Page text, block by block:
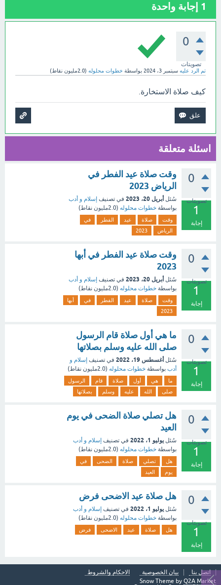
1 إجابة واحدة
0
تصويتات
تم الرد عليه سبتمبر 3، 2024 بواسطة خطوات محلوله (2.0مليون نقاط)
كيف صلاة الاستخارة.
اسئلة متعلقة
0
تصويتات
1
إجابة
وقت صلاة عيد الفطر في
الرياض 2023
سُئل أبريل 20، 2023 في تصنيف إسلام و أدب
بواسطة خطوات محلوله (2.0مليون نقاط)
وقت صلاة عيد الفطر
في
الرياض
2023
0
تصويتات
1
إجابة
وقت صلاة عيد الفطر في أبها
2023
سُئل أبريل 20، 2023 في تصنيف إسلام و أدب
بواسطة خطوات محلوله (2.0مليون نقاط)
وقت صلاة عيد الفطر في
أبها
2023
0
تصويتات
1
إجابة
ما هي أول صلاة قام الرسول
صلى الله عليه وسلم بصلاتها
سُئل أغسطس 19، 2022 في تصنيف إسلام و
أدب بواسطة خطوات محلوله (2.0مليون نقاط)
ما هي أول صلاة قام
الرسول
صلى
الله عليه وسلم بصلاتها
0
تصويتات
1
إجابة
هل تصلي صلاة الضحى في يوم
العيد
سُئل يوليو 1، 2022 في تصنيف إسلام و أدب
بواسطة خطوات محلوله (2.0مليون نقاط)
هل تصلي صلاة الضحى
في
يوم
العيد
0
تصويتات
1
إجابة
هل صلاة عيد الاضحى فرض
سُئل يوليو 1، 2022 في تصنيف إسلام و أدب
بواسطة خطوات محلوله (2.0مليون نقاط)
هل صلاة عيد الاضحى فرض
اتصل بنا بيان الخصوصية
الاحكام والشروط
Snow Theme by Q2A Market